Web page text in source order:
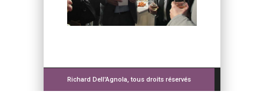
Richard Dell'Agnola, tous droits réservés